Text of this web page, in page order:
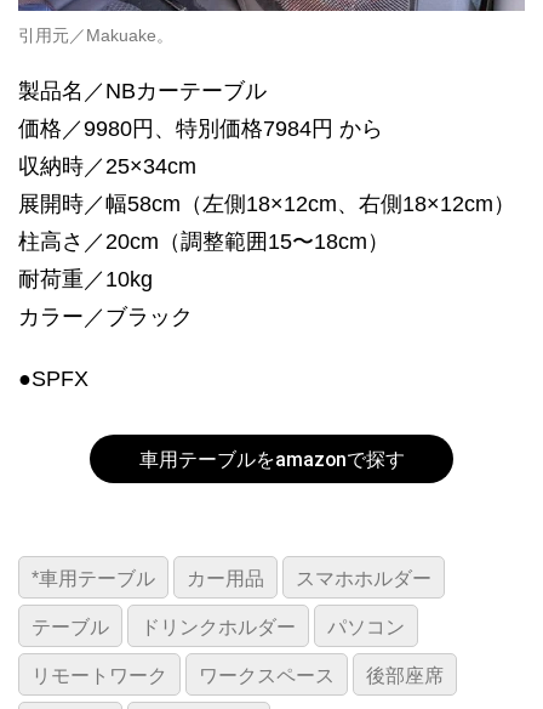
引用元／Makuake。
製品名／NBカーテーブル
価格／9980円、特別価格7984円 から
収納時／25×34cm
展開時／幅58cm（左側18×12cm、右側18×12cm）
柱高さ／20cm（調整範囲15〜18cm）
耐荷重／10kg
カラー／ブラック
●SPFX
車用テーブルをamazonで探す
*車用テーブル カー用品 スマホホルダー
テーブル ドリンクホルダー パソコン
リモートワーク ワークスペース 後部座席